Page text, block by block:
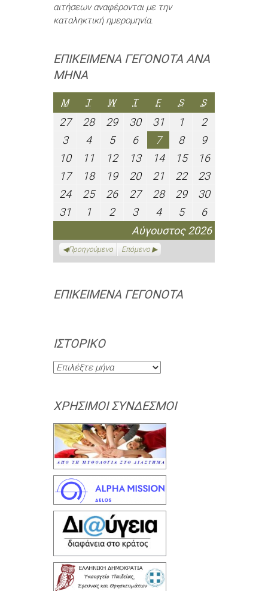
αιτήσεων αναφέρονται με την
καταληκτική ημερομηνία.
ΕΠΙΚΕΊΜΕΝΑ ΓΕΓΟΝΌΤΑ ΑΝΆ
ΜΉΝΑ
Αύγουστος 2026
MΔΕΥΤΈΡΑ
TΤΡΊΤΗ
WΤΕΤΆΡΤΗ
TΠΈΜΠΤΗ
FΠΑΡΑΣΚΕΥΉ
SΣΆΒΒΑΤΟ
SΚΥΡΙΑΚΉ
2727
Ιουλίου
2026
2828
Ιουλίου
2026
2929
Ιουλίου
2026
3030
Ιουλίου
2026
3131
Ιουλίου
2026
11
Αυγούστου
2026
22
Αυγούστου
2026
33
Αυγούστου
2026
44
Αυγούστου
2026
55
Αυγούστου
2026
66
Αυγούστου
2026
77
Αυγούστου
2026
88
Αυγούστου
2026
99
Αυγούστου
2026
1010
Αυγούστου
2026
1111
Αυγούστου
2026
1212
Αυγούστου
2026
1313
Αυγούστου
2026
1414
Αυγούστου
2026
1515
Αυγούστου
2026
1616
Αυγούστου
2026
1717
Αυγούστου
2026
1818
Αυγούστου
2026
1919
Αυγούστου
2026
2020
Αυγούστου
2026
2121
Αυγούστου
2026
2222
Αυγούστου
2026
2323
Αυγούστου
2026
2424
Αυγούστου
2026
2525
Αυγούστου
2026
2626
Αυγούστου
2026
2727
Αυγούστου
2026
2828
Αυγούστου
2026
2929
Αυγούστου
2026
3030
2026
3131
Αυγούστου
11
Σεπτεμβρίου
22
Σεπτεμβρίου
2026
33
Σεπτεμβρίου
2026
44
Σεπτεμβρίου
2026
55
Σεπτεμβρίου
2026
66
2026
Προηγούμενο Επόμενο
ΕΠΙΚΕΊΜΕΝΑ ΓΕΓΟΝΌΤΑ
ΙΣΤΟΡΙΚΌ
Ιστορικό
ΧΡΉΣΙΜΟΙ ΣΎΝΔΕΣΜΟΙ